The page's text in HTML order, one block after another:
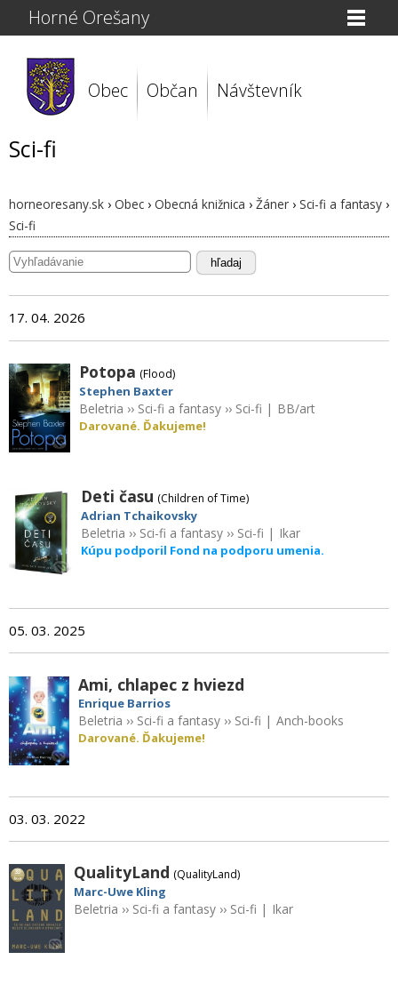
Horné Orešany
Obec Občan Návštevník
Sci-fi
horneoresany.sk › Obec › Obecná knižnica › Žáner › Sci-fi a fantasy ›
Sci-fi
hľadaj
17. 04. 2026
Potopa (Flood)
Stephen Baxter
Beletria ›› Sci-fi a fantasy ›› Sci-fi | BB/art
Darované. Ďakujeme!
Deti času (Children of Time)
Adrian Tchaikovsky
Beletria ›› Sci-fi a fantasy ›› Sci-fi | Ikar
Kúpu podporil Fond na podporu umenia.
05. 03. 2025
Ami, chlapec z hviezd
Enrique Barrios
Beletria ›› Sci-fi a fantasy ›› Sci-fi |Anch-books
Darované. Ďakujeme!
03. 03. 2022
QualityLand (QualityLand)
Marc-Uwe Kling
Beletria ›› Sci-fi a fantasy›› Sci-fi | Ikar